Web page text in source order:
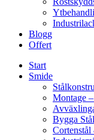
Blogg
Offert
Start
Smide
Montage
Bygga